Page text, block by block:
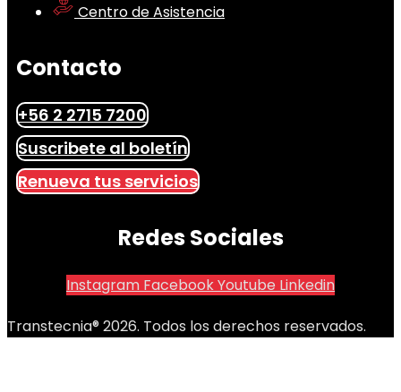
Centro de Asistencia
Contacto
+56 2 2715 7200
Suscribete al boletín
Renueva tus servicios
Redes Sociales
Instagram FacebookYoutube Linkedin
Transtecnia® 2026. Todos los derechos reservados.